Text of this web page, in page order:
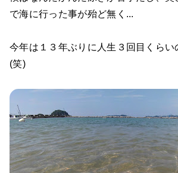
で海に行った事が殆ど無く...
今年は１３年ぶりに人生３回目くらい
(笑)